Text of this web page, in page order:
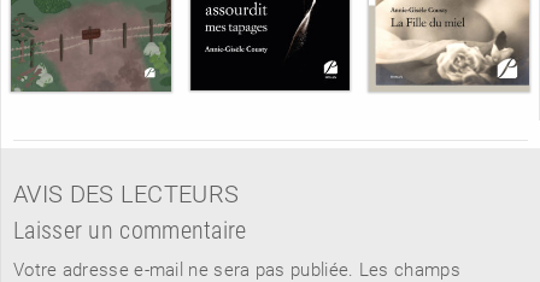
AVIS DES LECTEURS
Laisser un commentaire
Votre adresse e-mail ne sera pas publiée. Les champs